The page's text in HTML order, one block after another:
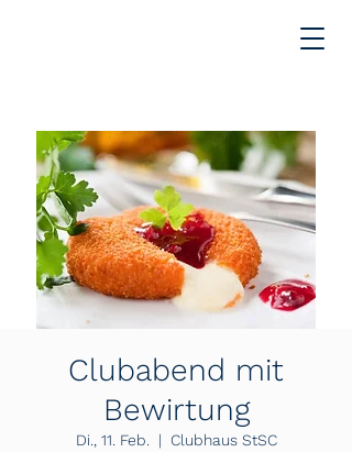
Clubabend mit
Bewirtung
Di., 11. Feb.
  |
Clubhaus StSC